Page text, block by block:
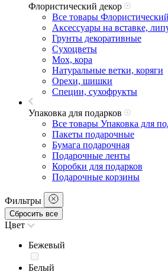
Флористический декор
Все товары
Аксессуары на вставке,
Грунты декоративные
Сухоцветы
Мох, кора
Натуральные ветки, коряги
Орехи, шишки
Специи, сухофрукты
Упаковка для подарков
Все товары Упаковка для
Пакеты подарочные
Бумага подарочная
Подарочные ленты
Коробки для подарков
Подарочные корзины
Фильтры
Сбросить все
Цвет
Бежевый
Белый